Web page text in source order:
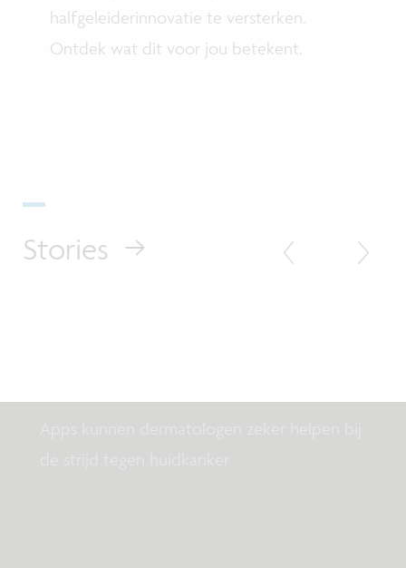
halfgeleiderinnovatie te versterken.
Ontdek wat dit voor jou betekent.
Stories